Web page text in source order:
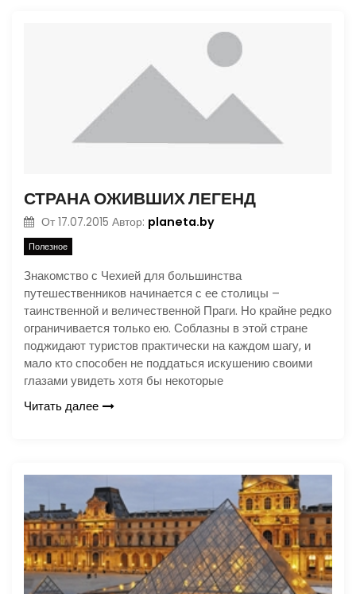
СТРАНА ОЖИВШИХ ЛЕГЕНД
От 17.07.2015 Автор: planeta.by
Полезное
Знакомство с Чехией для большинства
путешественников начинается с ее столицы –
таинственной и величественной Праги. Но крайне редко
ограничивается только ею. Соблазны в этой стране
поджидают туристов практически на каждом шагу, и
мало кто способен не поддаться искушению своими
глазами увидеть хотя бы некоторые
Читать далее